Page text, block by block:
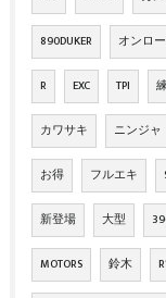
890DUKER オンロ
R EXC TPI
カワサキ ニンジャ
お得 フルエキ
新登場 大型
MOTORS 鈴木